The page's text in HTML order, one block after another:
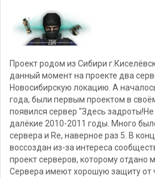
Проект родом из Сибири
данный момент на проекте два
Новосибирскую локацию. А
года, были первым проектом в
появился сервер "Здесь
далёкие 2010-2011 годы. Много
сервера и Re, наверное раз 5. В
воссоздан из-за интереса
проект серверов, которому отдано
Сервера имеют хорошую защиту от